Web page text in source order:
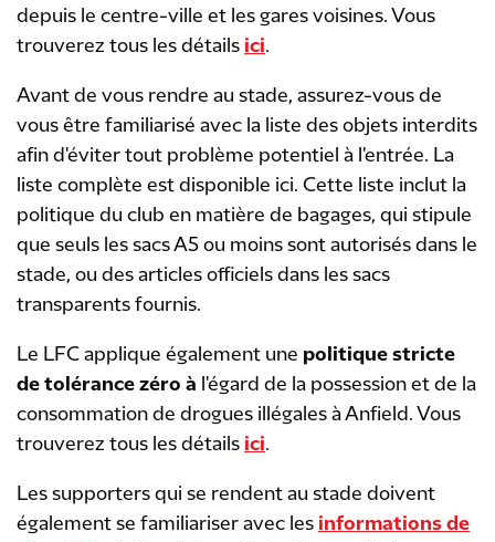
depuis le centre-ville et les gares voisines. Vous
trouverez tous les détails ici.
Avant de vous rendre au stade, assurez-vous de
vous être familiarisé avec la liste des objets interdits
afin d'éviter tout problème potentiel à l'entrée. La
liste complète est disponible ici. Cette liste inclut la
politique du club en matière de bagages, qui stipule
que seuls les sacs A5 ou moins sont autorisés dans le
stade, ou des articles officiels dans les sacs
transparents fournis.
Le LFC applique également une politique stricte
de tolérance zéro à l'égard de la possession et de la
consommation de drogues illégales à Anfield. Vous
trouverez tous les détails ici.
Les supporters qui se rendent au stade doivent
également se familiariser avec les informations de